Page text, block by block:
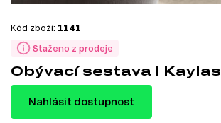
Staženo z prodeje
Kód zboží: 1141
Obývací sestava I Kaylas
Nahlásit dostupnost